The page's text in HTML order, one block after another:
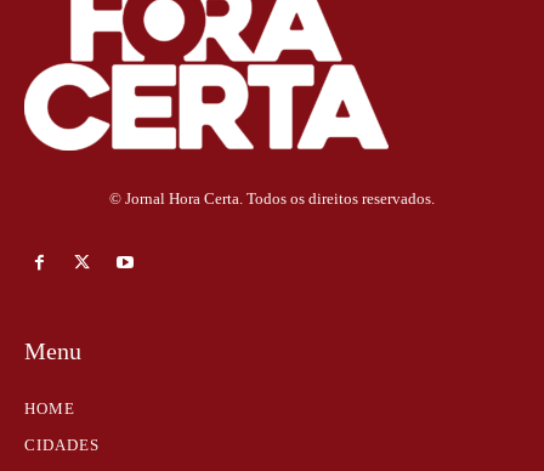
© Jornal Hora Certa. Todos os direitos reservados.
Menu
HOME
CIDADES